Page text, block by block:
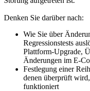
Denken Sie darüber nach:
Wie Sie über
Regressionstests
Plattform-Upgrade,
Änderungen im E-
Festlegung einer
denen überprüft
funktioniert